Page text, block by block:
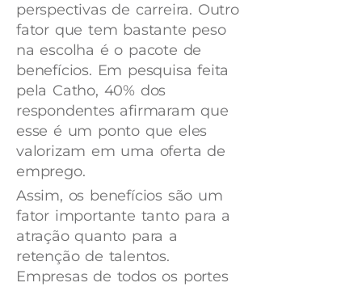
perspectivas de carreira. Outro
fator que tem bastante peso
na escolha é o pacote de
benefícios. Em pesquisa feita
pela Catho, 40% dos
respondentes afirmaram que
esse é um ponto que eles
valorizam em uma oferta de
emprego.
Assim, os benefícios são um
fator importante tanto para a
atração quanto para a
retenção de talentos.
Empresas de todos os portes